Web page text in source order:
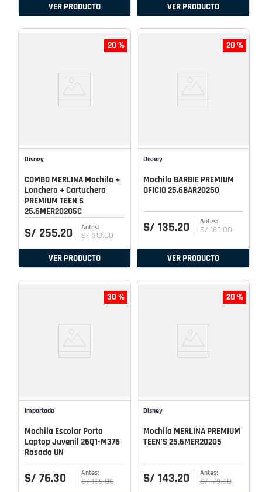
VER PRODUCTO VER PRODUCTO
20 %
Disney
COMBO MERLINA Mochila +
Lonchera + Cartuchera
PREMIUM TEEN'S
25.6MER20205C
S/ 255.20 S/ 319.00
VER PRODUCTO
20 %
Disney
Mochila BARBIE PREMIUM
OFICIO 25.6BAR20250
S/ 135.20 S/ 169.00
VER PRODUCTO
30 %
Importado
Mochila Escolar Porta
Laptop Juvenil 26Q1-M376
Rosado UN
S/ 76.30 S/ 109.00
20 %
Disney
Mochila MERLINA PREMIUM
TEEN'S 25.6MER20205
S/ 143.20 S/ 179.00